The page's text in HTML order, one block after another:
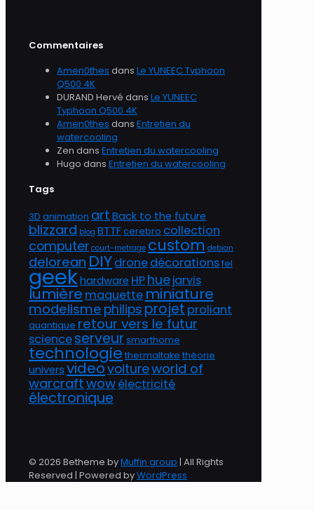
Commentaires
Amen0thes dans Le YUNEEC Typhoon
Q500 4K
DURAND Hervé dans Le YUNEEC
Typhoon Q500 4K
Amen0thes dans Entretien du
watercooling
Zen dans Entretien du watercooling
Hugo dans Entretien du watercooling
Tags
3D animation art Back to the future
blizzard blog BTTFcerebro collection
computer court-metrage custom debian
delorean DIYdronedécorationsfel
geekhardware HPhuejarvis
lumière maquette miniature
modelisme philips projet proliant
quantique retour vers le futur
scienceserveur smarthome
technologie thermaltake théorie
univers videovoitureworld of
warcraftwowélectricité
électronique
© 2026 Betheme byMuffin group | All Rights
Reserved | Powered byWordPress